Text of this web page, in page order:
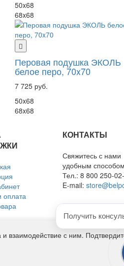
50x68
68x68
Перовая подушка ЭКОЛЬ
белое перо, 70x70
7 725 руб.
50x68
68x68
оплата
КОНТАКТЫ
Свяжитесь с нами
удобным
Тел.: 8 800 250-
E-mail:
взаимодействие с ним.
Получить